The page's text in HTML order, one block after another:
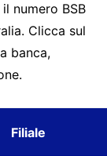
numero BSB
Clicca sul
banca,
Filiale